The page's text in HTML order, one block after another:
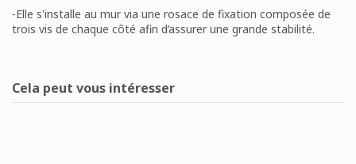
-Elle s'installe au mur via une rosace de fixation composée de
trois vis de chaque côté afin d’assurer une grande stabilité.
Cela peut vous intéresser